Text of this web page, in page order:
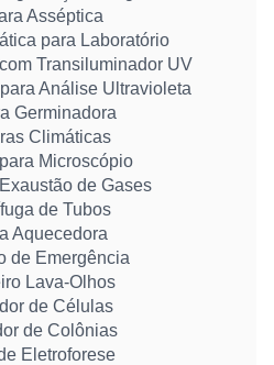
Asséptica
para Laboratório
Transiluminador UV
Análise Ultravioleta
Germinadora
Climáticas
Microscópio
de Gases
de Tubos
Aquecedora
de Emergência
Lava-Olhos
de Células
de Colônias
Eletroforese